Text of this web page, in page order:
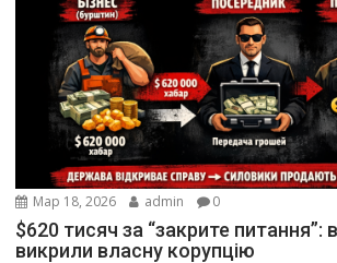
Мар 18, 2026 admin 0
$620 тисяч за “закрите питання”:
викрили власну корупцію